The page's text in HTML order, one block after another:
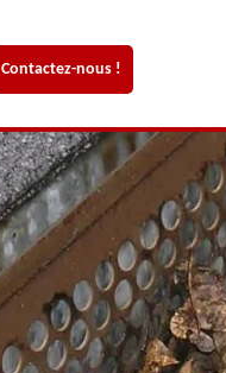
Contactez-nous !